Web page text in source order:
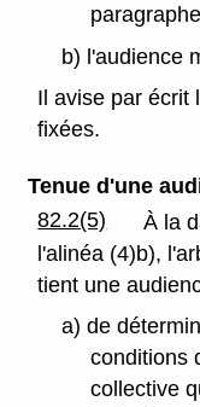
b) l'audience
Il avise par écrit
fixées.
Tenue d'une
82.2(5)
À la
l'alinéa (4)b),
tient une
a) de
conditions
collective